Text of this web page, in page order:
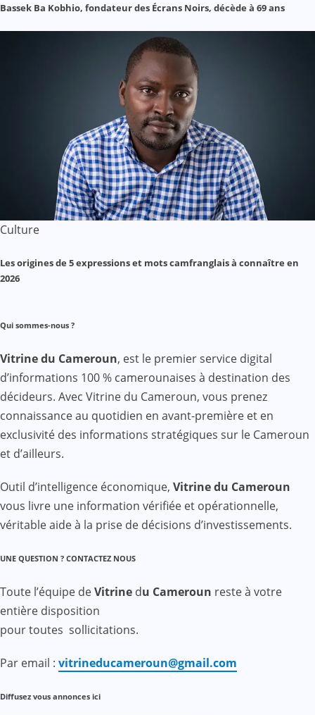
Bassek Ba Kobhio, fondateur des Écrans Noirs, décède à 69 ans
Culture
Les origines de 5 expressions et mots camfranglais à connaître en
2026
Qui sommes-nous ?
Vitrine du Cameroun, est le premier service digital
d’informations 100 % camerounaises à destination des
décideurs. Avec Vitrine du Cameroun, vous prenez
connaissance au quotidien en avant-première et en
exclusivité des informations stratégiques sur le Cameroun
et d’ailleurs.
Outil d’intelligence économique, Vitrine du Cameroun
vous livre une information vérifiée et opérationnelle,
véritable aide à la prise de décisions d’investissements.
UNE QUESTION ? CONTACTEZ NOUS
Toute l’équipe deVitrine du Cameroun reste à votre
entière disposition
pour toutes sollicitations.
Par email : vitrineducameroun@gmail.com
Diffusez vous annonces ici